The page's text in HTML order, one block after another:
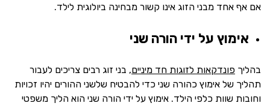
אם אף אחד מבני הזוג אינו קשור מבחינה ביולוגית לילד.
אימוץ על ידי הורה שני
בהליך פונדקאות לזוגות חד מיניים, בני זוג רבים צריכים לעבור
תהליך של אימוץ כהורה שני כדי להבטיח שלשני ההורים יהיו זכויות
וחובות שוות כלפי הילד. אימוץ על ידי הורה שני הוא הליך משפטי